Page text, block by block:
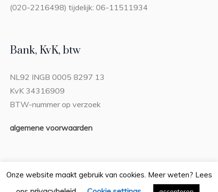
(020-2216498) tijdelijk: 06-11511934
Bank, KvK, btw
NL92 INGB 0005 8297 13
KvK 34316909
BTW-nummer op verzoek
algemene voorwaarden
Onze website maakt gebruik van cookies. Meer weten? Lees